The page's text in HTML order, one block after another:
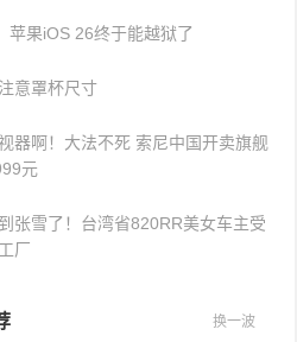
苹果iOS 26终于能越狱了
意罩杯尺寸
器啊！大法不死 索尼中国开卖旗舰
元
张雪了！台湾省820RR美女车主受
厂
换一波